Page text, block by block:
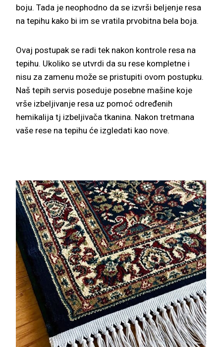
boju. Tada je neophodno da se izvrši beljenje resa
na tepihu kako bi im se vratila prvobitna bela boja.
Ovaj postupak se radi tek nakon kontrole resa na
tepihu. Ukoliko se utvrdi da su rese kompletne i
nisu za zamenu može se pristupiti ovom postupku.
Naš tepih servis poseduje posebne mašine koje
vrše izbeljivanje resa uz pomoć određenih
hemikalija tj izbeljivača tkanina. Nakon tretmana
vaše rese na tepihu će izgledati kao nove.